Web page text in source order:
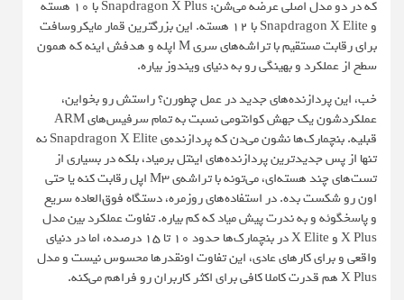
که در دو مدل اصلی عرضه می‌شن: Snapdragon X Plus با ۱۰ هسته
و Snapdragon X Elite با ۱۲ هسته. این بزرگترین قمار مایکروسافت
برای رقابت مستقیم با تراشه‌های سری M اپله و هدفش اینه که همون
سطح از عملکرد و بهینگی رو به دنیای ویندوز بیاره.
خب، این پردازنده‌های جدید در عمل چطورن؟ راستش رو بخواین،
عملکردشون یک جهش کوانتومی نسبت به تمام سرفیس‌های ARM
قبلیه. بنچمارک‌ها نشون می‌دن که پردازنده‌ی Snapdragon X Elite نه
تنها از پس جدیدترین پردازنده‌های اینتل برمیاد، بلکه در بسیاری از
تست‌های چند هسته‌ای، می‌تونه با تراشه‌ی M3 اپل رقابت کنه یا حتی
اون رو شکست بده. در استفاده‌های روزمره، دستگاه فوق‌العاده سریع
و پاسخگوئه و به ندرت پیش میاد که کم بیاره. تفاوت عملکرد بین مدل
X Plus و X Elite در بنچمارک‌ها حدود ۱۰ تا ۱۵ درصده، اما در دنیای
واقعی و برای کارهای عادی، این تفاوت اونقدرها محسوس نیست و مدل
X Plus هم قدرت کاملا کافی برای اکثر کاربران رو فراهم می‌کنه.